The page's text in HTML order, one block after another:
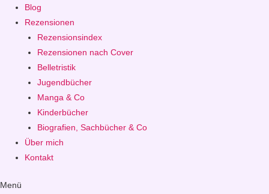
Blog
Rezensionen
Rezensionsindex
Rezensionen nach Cover
Belletristik
Jugendbücher
Manga & Co
Kinderbücher
Biografien, Sachbücher & Co
Über mich
Kontakt
Menü